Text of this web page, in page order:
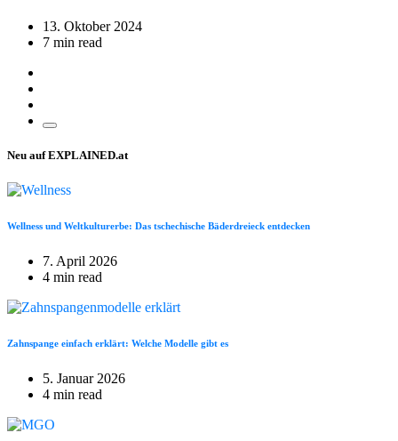
13. Oktober 2024
7 min read
Neu auf EXPLAINED.at
Wellness und Weltkulturerbe: Das tschechische Bäderdreieck entdecken
7. April 2026
4 min read
Zahnspange einfach erklärt: Welche Modelle gibt es
5. Januar 2026
4 min read